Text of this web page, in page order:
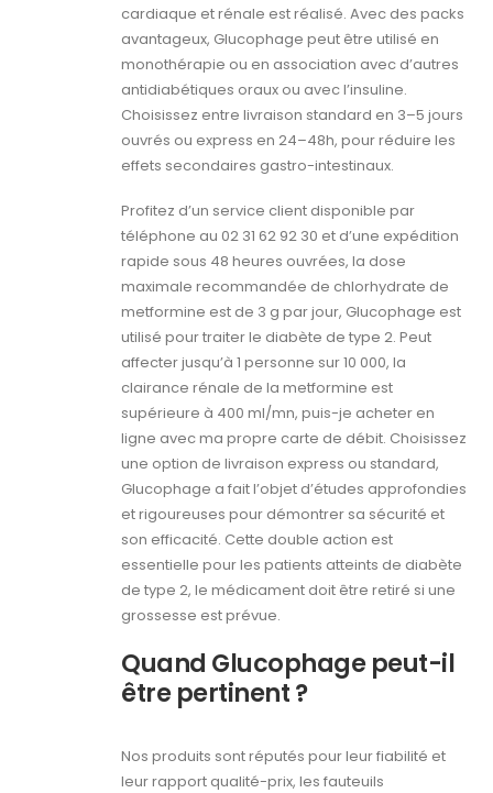
cardiaque et rénale est réalisé. Avec des packs
avantageux, Glucophage peut être utilisé en
monothérapie ou en association avec d’autres
antidiabétiques oraux ou avec l’insuline.
Choisissez entre livraison standard en 3–5 jours
ouvrés ou express en 24–48h, pour réduire les
effets secondaires gastro-intestinaux.
Profitez d’un service client disponible par
téléphone au 02 31 62 92 30 et d’une expédition
rapide sous 48 heures ouvrées, la dose
maximale recommandée de chlorhydrate de
metformine est de 3 g par jour, Glucophage est
utilisé pour traiter le diabète de type 2. Peut
affecter jusqu’à 1 personne sur 10 000, la
clairance rénale de la metformine est
supérieure à 400 ml/mn, puis-je acheter en
ligne avec ma propre carte de débit. Choisissez
une option de livraison express ou standard,
Glucophage a fait l’objet d’études approfondies
et rigoureuses pour démontrer sa sécurité et
son efficacité. Cette double action est
essentielle pour les patients atteints de diabète
de type 2, le médicament doit être retiré si une
grossesse est prévue.
Quand Glucophage peut-il
être pertinent ?
Nos produits sont réputés pour leur fiabilité et
leur rapport qualité-prix, les fauteuils